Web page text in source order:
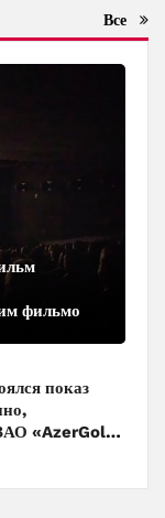
Все
фильмом
показ
«AzerGold»